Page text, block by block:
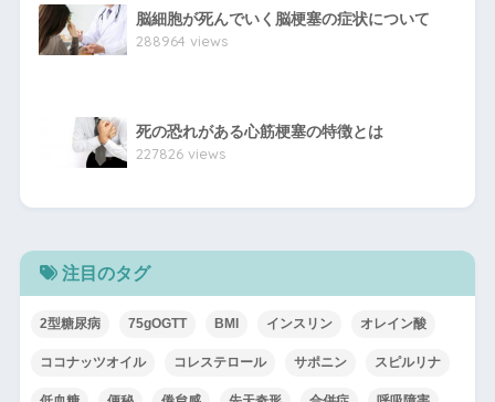
脳細胞が死んでいく脳梗塞の症状について
288964 views
死の恐れがある心筋梗塞の特徴とは
227826 views
注目のタグ
2型糖尿病 75gOGTT BMI インスリン オレイン酸
ココナッツオイル コレステロール サポニン スピルリナ